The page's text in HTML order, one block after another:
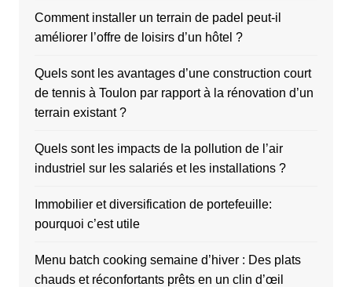
Comment installer un terrain de padel peut-il
améliorer l’offre de loisirs d’un hôtel ?
Quels sont les avantages d’une construction court
de tennis à Toulon par rapport à la rénovation d’un
terrain existant ?
Quels sont les impacts de la pollution de l’air
industriel sur les salariés et les installations ?
Immobilier et diversification de portefeuille:
pourquoi c’est utile
Menu batch cooking semaine d’hiver : Des plats
chauds et réconfortants prêts en un clin d’œil